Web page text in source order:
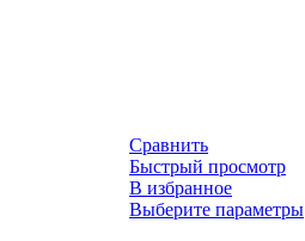
Сравнить
Быстрый просмотр
В избранное
Выберите параметры